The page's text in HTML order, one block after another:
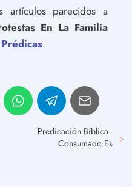
artículos parecidos a
En La Familia
Prédicas.
Predicación Bíblica -
Consumado Es